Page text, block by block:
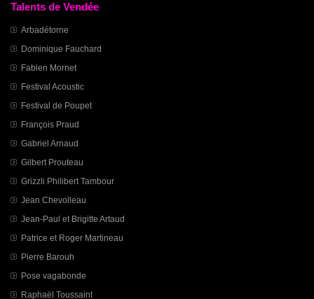
Talents de Vendée
Arbadétorne
Dominique Fauchard
Fabien Mornet
Festival Acoustic
Festival de Poupet
François Praud
Gabriel Arnaud
Gilbert Prouteau
Grizzli Philibert Tambour
Jean Chevolleau
Jean-Paul et Brigitte Artaud
Patrice et Roger Martineau
Pierre Barouh
Pose vagabonde
Raphaël Toussaint